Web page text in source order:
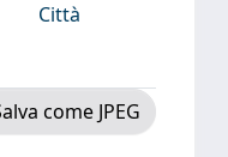
Città
come JPEG